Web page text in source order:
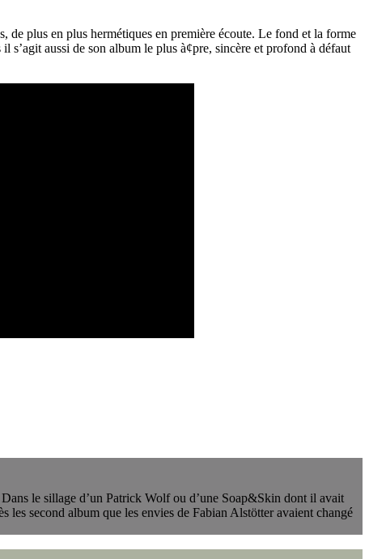
de plus en plus hermétiques en première écoute. Le fond et la forme
aussi de son album le plus à¢pre, sincère et profond à défaut
le sillage d’un Patrick Wolf ou d’une Soap&Skin dont il avait
les second album que les envies de Fabian Alstötter avaient changé